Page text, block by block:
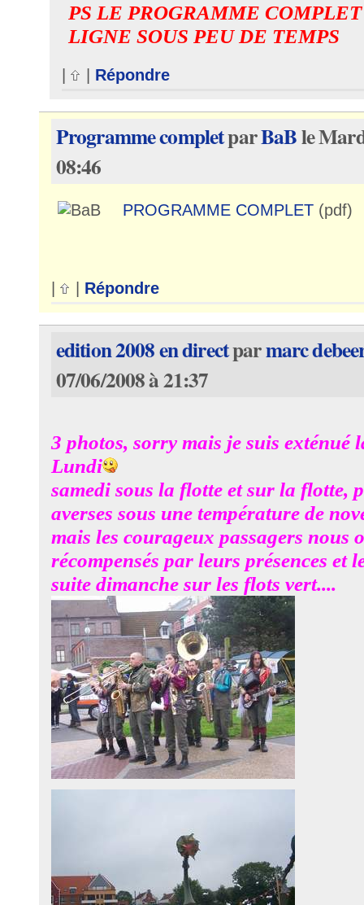
PS LE PROGRAMME
LIGNE SOUS PEU DE TEMPS
Répondre
Programme completparBaBle
08:46
PROGRAMME COMPLET(pdf)
Répondre
edition 2008 en directparmarc
07/06/2008 à 21:37
3 photos, sorry mais je suis exténué
Lundi
samedi sous la flotte et sur la flotte,
averses sous une température de
mais les courageux passagers nous
récompensés par leurs présences et
suite dimanche sur les flots vert....